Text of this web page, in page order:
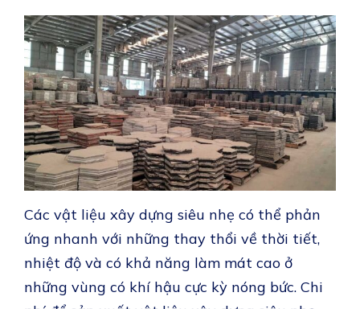
Các vật liệu xây dựng siêu nhẹ có thể phản
ứng nhanh với những thay thổi về thời tiết,
nhiệt độ và có khả năng làm mát cao ở
những vùng có khí hậu cực kỳ nóng bức. Chi